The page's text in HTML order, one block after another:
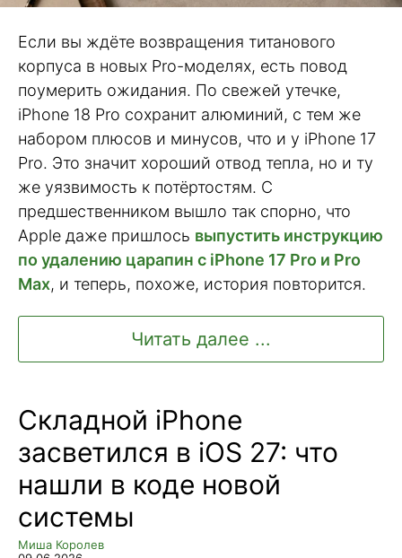
Если вы ждёте возвращения титанового
корпуса в новых Pro-моделях, есть повод
поумерить ожидания. По свежей утечке,
iPhone 18 Pro сохранит алюминий, с тем же
набором плюсов и минусов, что и у iPhone 17
Pro. Это значит хороший отвод тепла, но и ту
же уязвимость к потёртостям. С
предшественником вышло так спорно, что
Apple даже пришлось выпустить инструкцию
по удалению царапин с iPhone 17 Pro и Pro
Max, и теперь, похоже, история повторится.
Читать далее ...
Складной iPhone
засветился в iOS 27: что
нашли в коде новой
системы
Миша Королев